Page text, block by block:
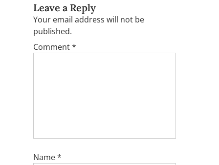
Leave a Reply
Your email address will not be
published.
Comment*
Name*